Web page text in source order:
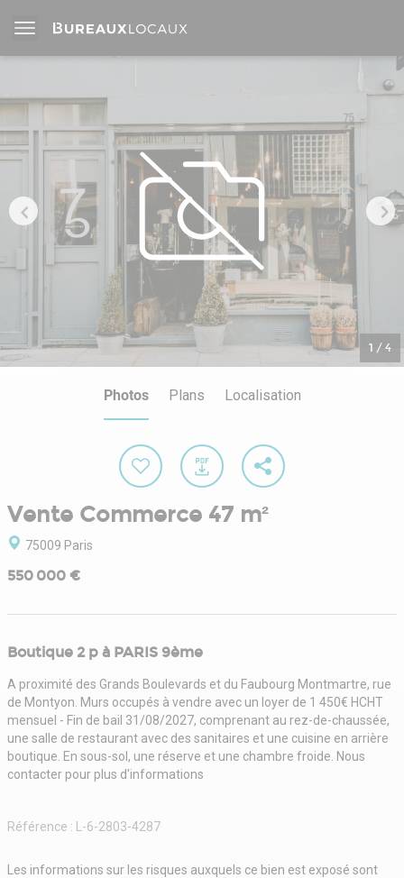
1 / 4
Photos Plans Localisation
Vente Commerce 47 m²
75009 Paris
550 000 €
Boutique 2 p à PARIS 9ème
A proximité des Grands Boulevards et du Faubourg Montmartre, rue
de Montyon. Murs occupés à vendre avec un loyer de 1 450€ HCHT
mensuel - Fin de bail 31/08/2027, comprenant au rez-de-chaussée,
une salle de restaurant avec des sanitaires et une cuisine en arrière
boutique. En sous-sol, une réserve et une chambre froide. Nous
contacter pour plus d'informations
Référence : L-6-2803-4287
Les informations sur les risques auxquels ce bien est exposé sont